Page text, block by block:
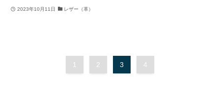
2023年10月11日 レザー（革）
1 2 3 4